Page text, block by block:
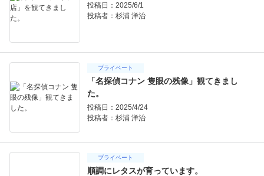
投稿日：2025/6/1
投稿者： 杉浦 洋治
プライベート
「名探偵コナン 隻眼の残像」観てきまし
た。
投稿日：2025/4/24
投稿者： 杉浦 洋治
プライベート
順調にレタスが育っています。